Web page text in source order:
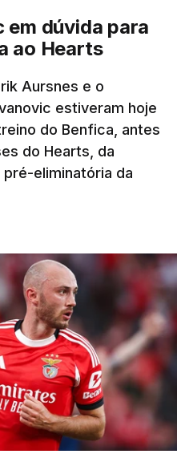
de contrarrelógio,
o oitavo triunfo em
enquanto o italiano
e o russo Artem Nych
das últimas duas
na quarta e quinta
nove e 14 segundos.
percorrer os 157,1
edição, com duas
nos derradeiros
em dúvida para
ao Hearts
Aursnes e o
estiveram hoje
do Benfica, antes
do Hearts, da
eliminatória da